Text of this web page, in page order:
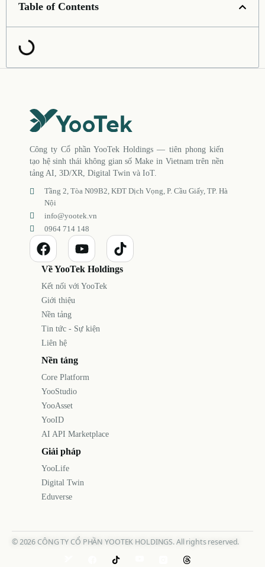
Table of Contents
Công ty Cổ phần YooTek Holdings — tiên phong kiến
tạo hệ sinh thái không gian số Make in Vietnam trên nền
tảng AI, 3D/XR, Digital Twin và IoT.
Tầng 2, Tòa N09B2, KĐT Dịch Vọng, P. Cầu Giấy, TP. Hà
Nội
info@yootek.vn
0964 714 148
Về YooTek Holdings
Kết nối với YooTek
Giới thiệu
Nền tảng
Tin tức - Sự kiện
Liên hệ
Nền tảng
Core Platform
YooStudio
YooAsset
YooID
AI API Marketplace
Giải pháp
YooLife
Digital Twin
Eduverse
©2026CÔNG TY CỔ PHẦN YOOTEK HOLDINGS. All rights reserved.